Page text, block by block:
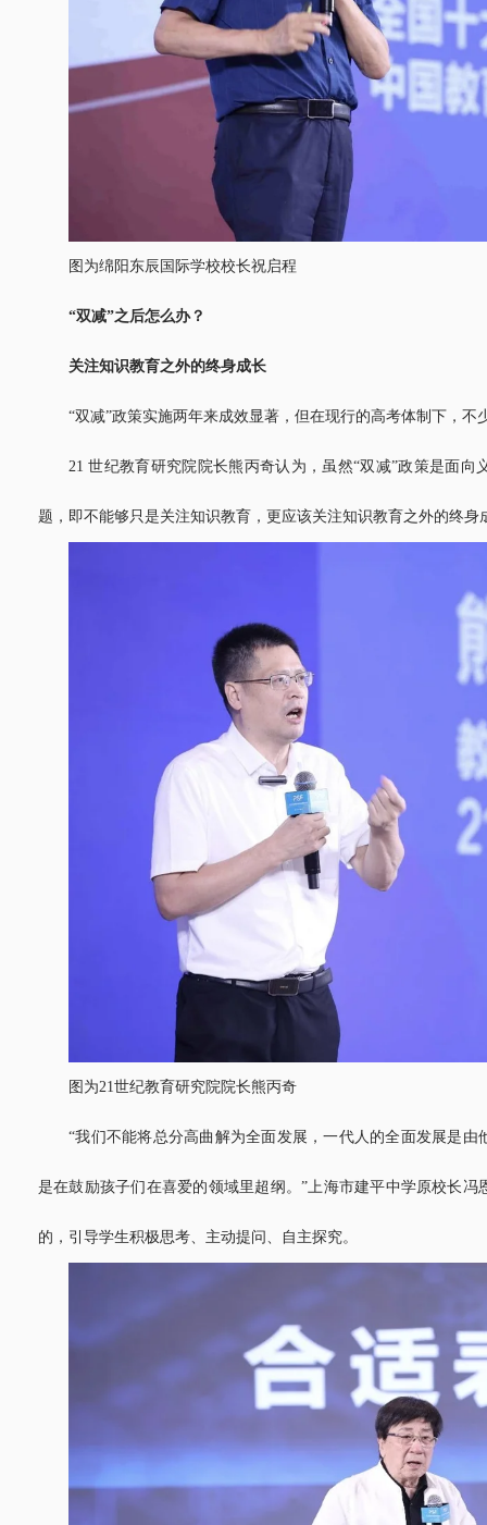
图为绵阳东辰国际学校校长祝启程
“双减”之后怎么办？
关注知识教育之外的终身成长
“双减”政策实施两年来成效显著，但在现行的高考体制下，不
21 世纪教育研究院院长熊丙奇认为，虽然“双减”政策是面
题，即不能够只是关注知识教育，更应该关注知识教育之外的终身
图为21世纪教育研究院院长熊丙奇
“我们不能将总分高曲解为全面发展，一代人的全面发展是
是在鼓励孩子们在喜爱的领域里超纲。”上海市建平中学原校长
的，引导学生积极思考、主动提问、自主探究。